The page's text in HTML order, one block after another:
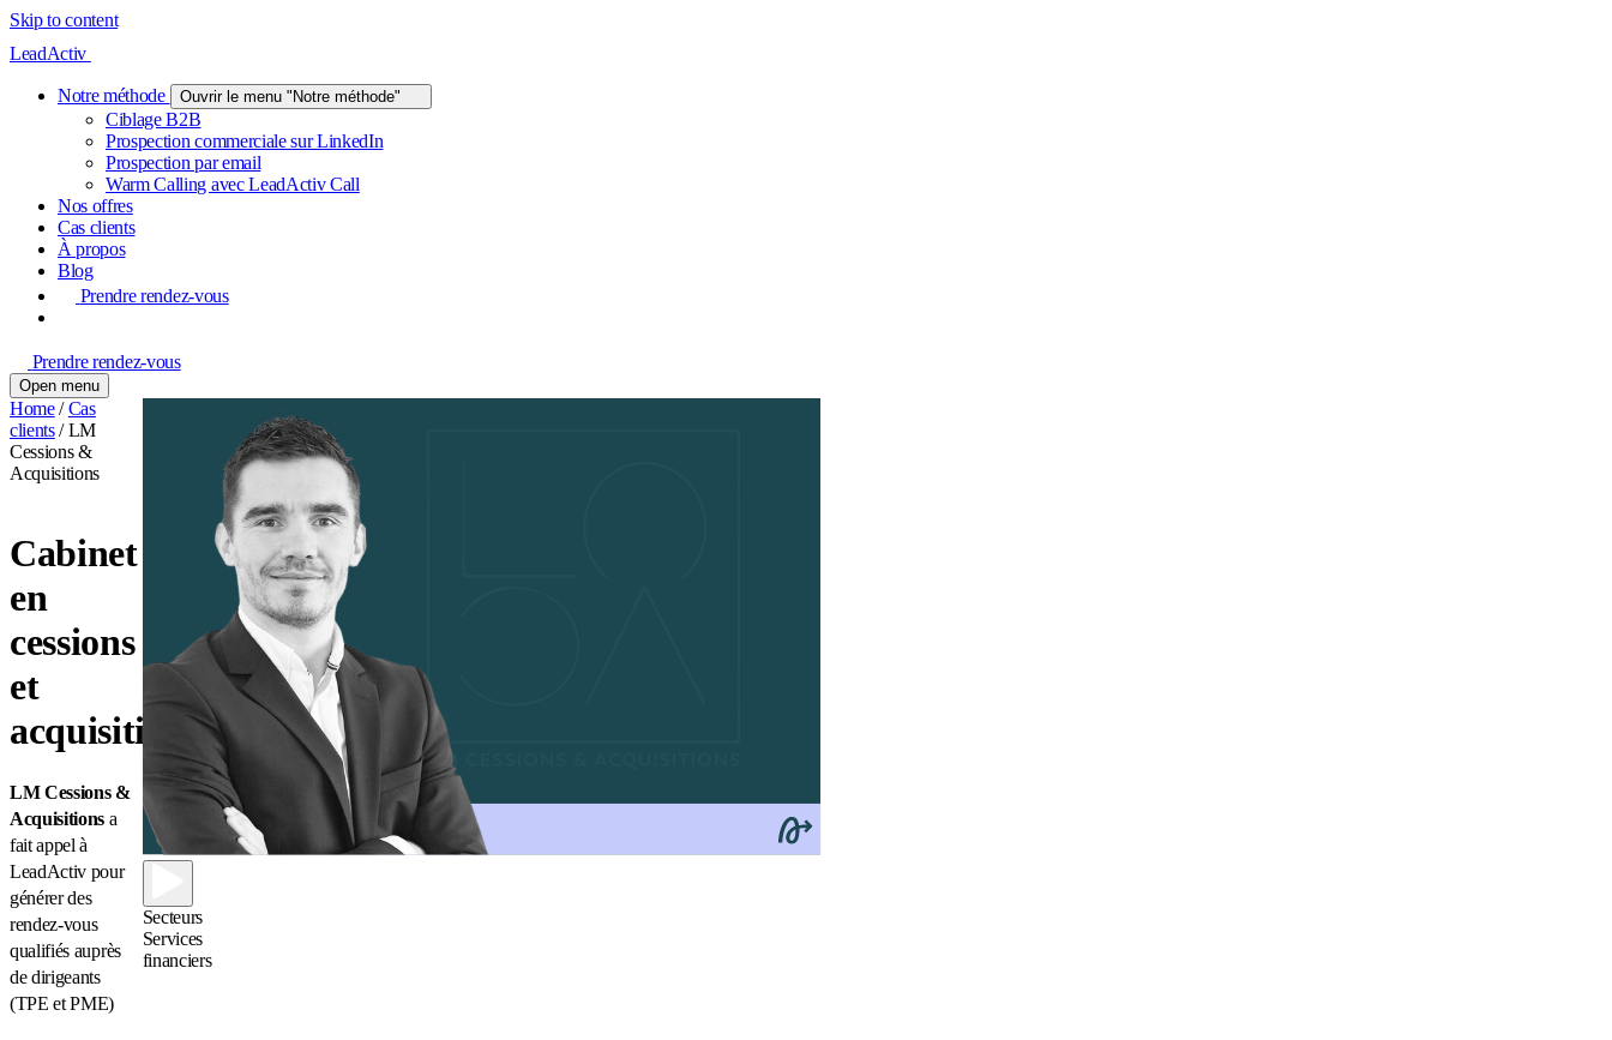
Skip to content
LeadActiv
Notre méthode Ouvrir le menu "Notre méthode"
Ciblage B2B
Prospection commerciale sur LinkedIn
Prospection par email
Warm Calling avec LeadActiv Call
Nos offres
Cas clients
À propos
Blog
Prendre rendez-vous
Prendre rendez-vous
Open menu
Home/Cas
clients/LM
Cessions &
Acquisitions
Cabinet
en
cessions
et
acquisitions
LM Cessions &
Acquisitions a
fait appel à
LeadActiv pour
générer des
rendez-vous
qualifiés auprès
de dirigeants
(TPE et PME)
Secteurs
Services
financiers